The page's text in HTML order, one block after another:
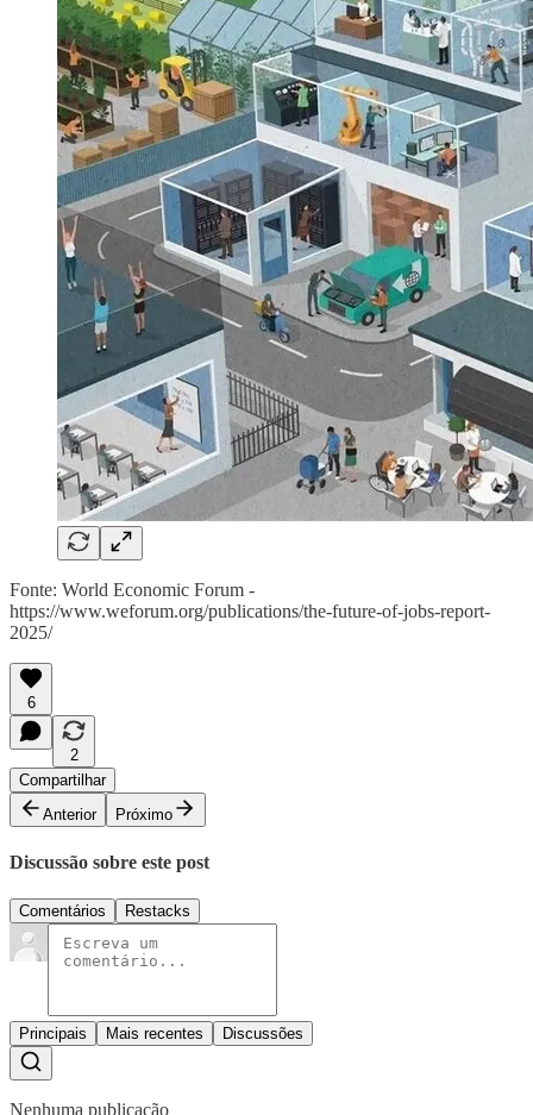
Fonte: World Economic Forum -
https://www.weforum.org/publications/the-future-of-jobs-report-
2025/
6
2
Compartilhar
Anterior
Próximo
Discussão sobre este post
Comentários Restacks
Principais Mais recentes Discussões
Nenhuma publicação